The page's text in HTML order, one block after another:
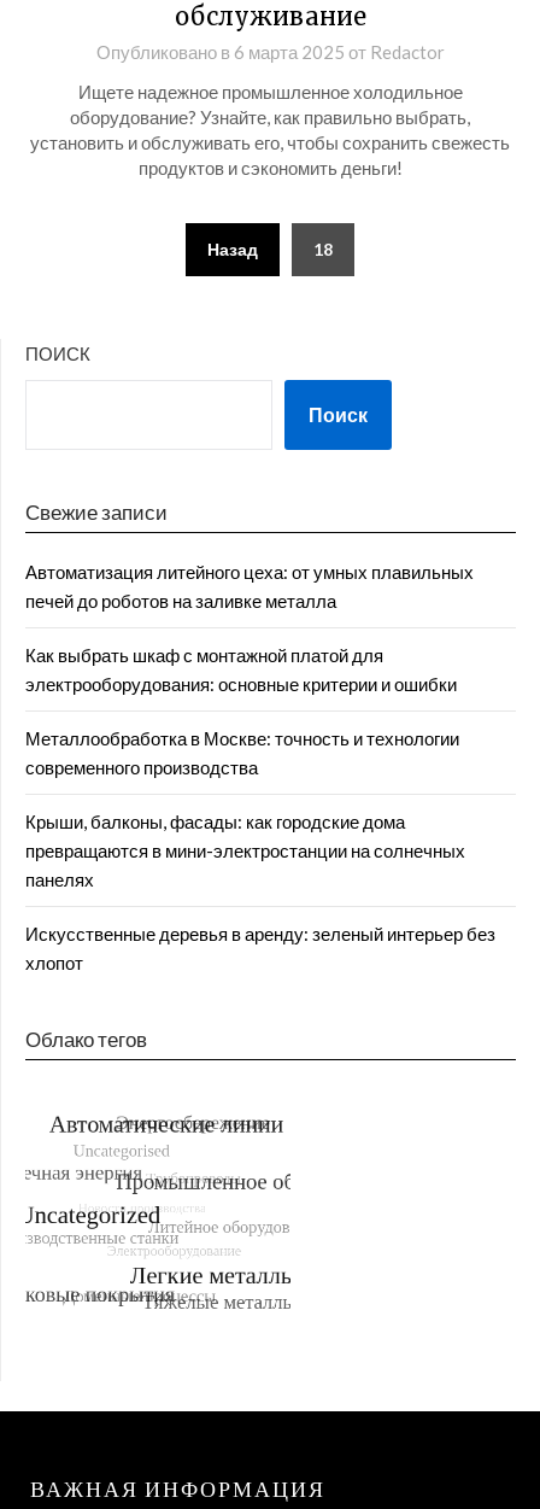
обслуживание
Опубликовано в 6 марта 2025 от Redactor
Ищете надежное промышленное холодильное
оборудование? Узнайте, как правильно выбрать,
установить и обслуживать его, чтобы сохранить свежесть
продуктов и сэкономить деньги!
Назад 18
ПОИСК
Поиск
Свежие записи
Автоматизация литейного цеха: от умных плавильных
печей до роботов на заливке металла
Как выбрать шкаф с монтажной платой для
электрооборудования: основные критерии и ошибки
Металлообработка в Москве: точность и технологии
современного производства
Крыши, балконы, фасады: как городские дома
превращаются в мини-электростанции на солнечных
панелях
Искусственные деревья в аренду: зеленый интерьер без
хлопот
Облако тегов
ВАЖНАЯ ИНФОРМАЦИЯ